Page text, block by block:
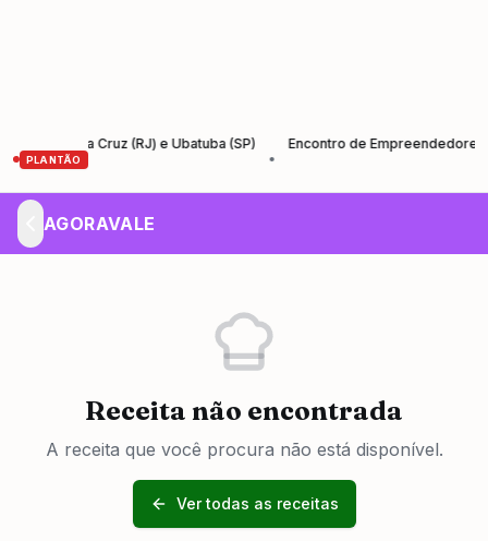
PLANTÃO
Cruz (RJ) e Ubatuba (SP)
Encontro de Empreendedores –
AGORAVALE
Receita não encontrada
A receita que você procura não está disponível.
Ver todas as receitas